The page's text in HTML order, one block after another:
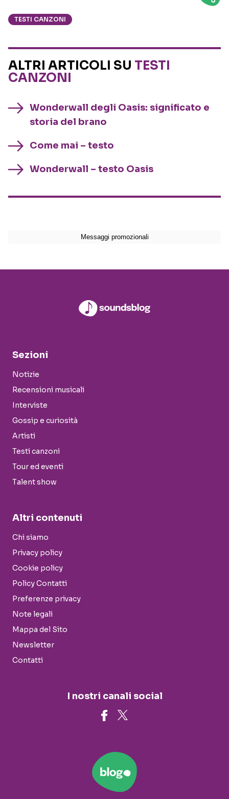
TESTI CANZONI
ALTRI ARTICOLI SU TESTI
CANZONI
Wonderwall degli Oasis: significato e
storia del brano
Come mai – testo
Wonderwall – testo Oasis
Sezioni
Notizie
Recensioni musicali
Interviste
Gossip e curiosità
Artisti
Testi canzoni
Tour ed eventi
Talent show
Altri contenuti
Chi siamo
Privacy policy
Cookie policy
Policy Contatti
Preferenze privacy
Note legali
Mappa del Sito
Newsletter
Contatti
I nostri canali social